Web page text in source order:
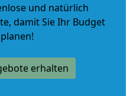
und natürlich
, damit Sie Ihr Budget
erhalten